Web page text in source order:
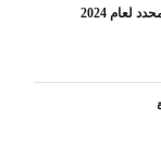
لعام 2024